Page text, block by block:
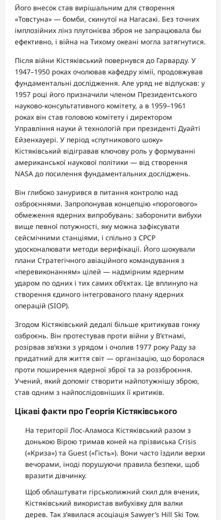
Його внесок став вирішальним для створення
«Товстуна» — бомби, скинутої на Нагасакі. Без точних
імплозійних лінз плутонієва зброя не запрацювала бы
ефективно, і війна на Тихому океані могла затягнутися.
Після війни Кістяківський повернувся до Гарварду. У
1947–1950 роках очолював кафедру хімії, продовжував
фундаментальні дослідження. Але уряд не відпускав: у
1957 році його призначили членом Президентського
науково-консультативного комітету, а в 1959–1961
роках він став головою комітету і директором
Управління науки й технологій при президенті Дуайті
Ейзенхауері. У період «спутникового шоку»
Кістяківський відігравав ключову роль у формуванні
американської наукової політики — від створення
NASA до посилення фундаментальних досліджень.
Він глибоко занурився в питання контролю над
озброєннями. Запропонував концепцію «порогового»
обмеження ядерних випробувань: заборонити вибухи
вище певної потужності, яку можна зафіксувати
сейсмічними станціями, і спільно з СРСР
удосконалювати методи верифікації. Його шокували
плани Стратегічного авіаційного командування з
«перевиконанням» цілей — надмірним ядерним
ударом по одних і тих самих об’єктах. Це вплинуло на
створення єдиного інтегрованого плану ядерних
операцій (SIOP).
Згодом Кістяківський дедалі більше критикував гонку
озброєнь. Він протестував проти війни у В’єтнамі,
розірвав зв’язки з урядом і очолив 1977 року Раду за
придатний для життя світ — організацію, що боролася
проти поширення ядерної зброї та за роззброєння.
Учений, який допоміг створити найпотужнішу зброю,
став одним з найпослідовніших її критиків.
Цікаві факти про Георгія Кістяківського
На території Лос-Аламоса Кістяківський разом з
донькою Вірою тримав коней на прізвиська Crisis
(«Криза») та Guest («Гість»). Вони часто їздили верхи
вечорами, іноді порушуючи правила безпеки, щоб
вразити дівчинку.
Щоб облаштувати гірськолижний схил для вчених,
Кістяківський використав вибухівку для валки
дерев. Так з’явилася асоціація Sawyer’s Hill Ski Tow.